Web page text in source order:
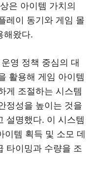
은 아이템 가치의
레이 동기와 게임 몰
해왔다.
영 정책 중심의 대
활용해 게임 아이템
게 조절하는 시스템
정성을 높이는 것을
설명했다. 이 시스템
이템 획득 및 소모 데
타이밍과 수량을 조